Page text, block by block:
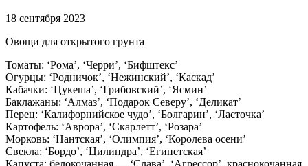
18 сентября 2023
Овощи для открытого грунта
Томаты: ‘Рома’, ‘Черри’, ‘Бифштекс’
Огурцы: ‘Родничок’, ‘Нежинский’, ‘Каскад’
Кабачки: ‘Цукеша’, ‘Грибовский’, ‘Ясмин’
Баклажаны: ‘Алмаз’, ‘Подарок Северу’, ‘Деликат’
Перец: ‘Калифорнийское чудо’, ‘Болгарин’, ‘Ласточка’
Картофель: ‘Аврора’, ‘Скарлетт’, ‘Розара’
Морковь: ‘Нантская’, ‘Олимпия’, ‘Королева осени’
Свекла: ‘Бордо’, ‘Цилиндра’, ‘Египетская’
Капуста: белокочанная — ‘Слава’, ‘Агрессор’, краснокочанная